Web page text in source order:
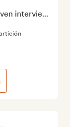
intervie...